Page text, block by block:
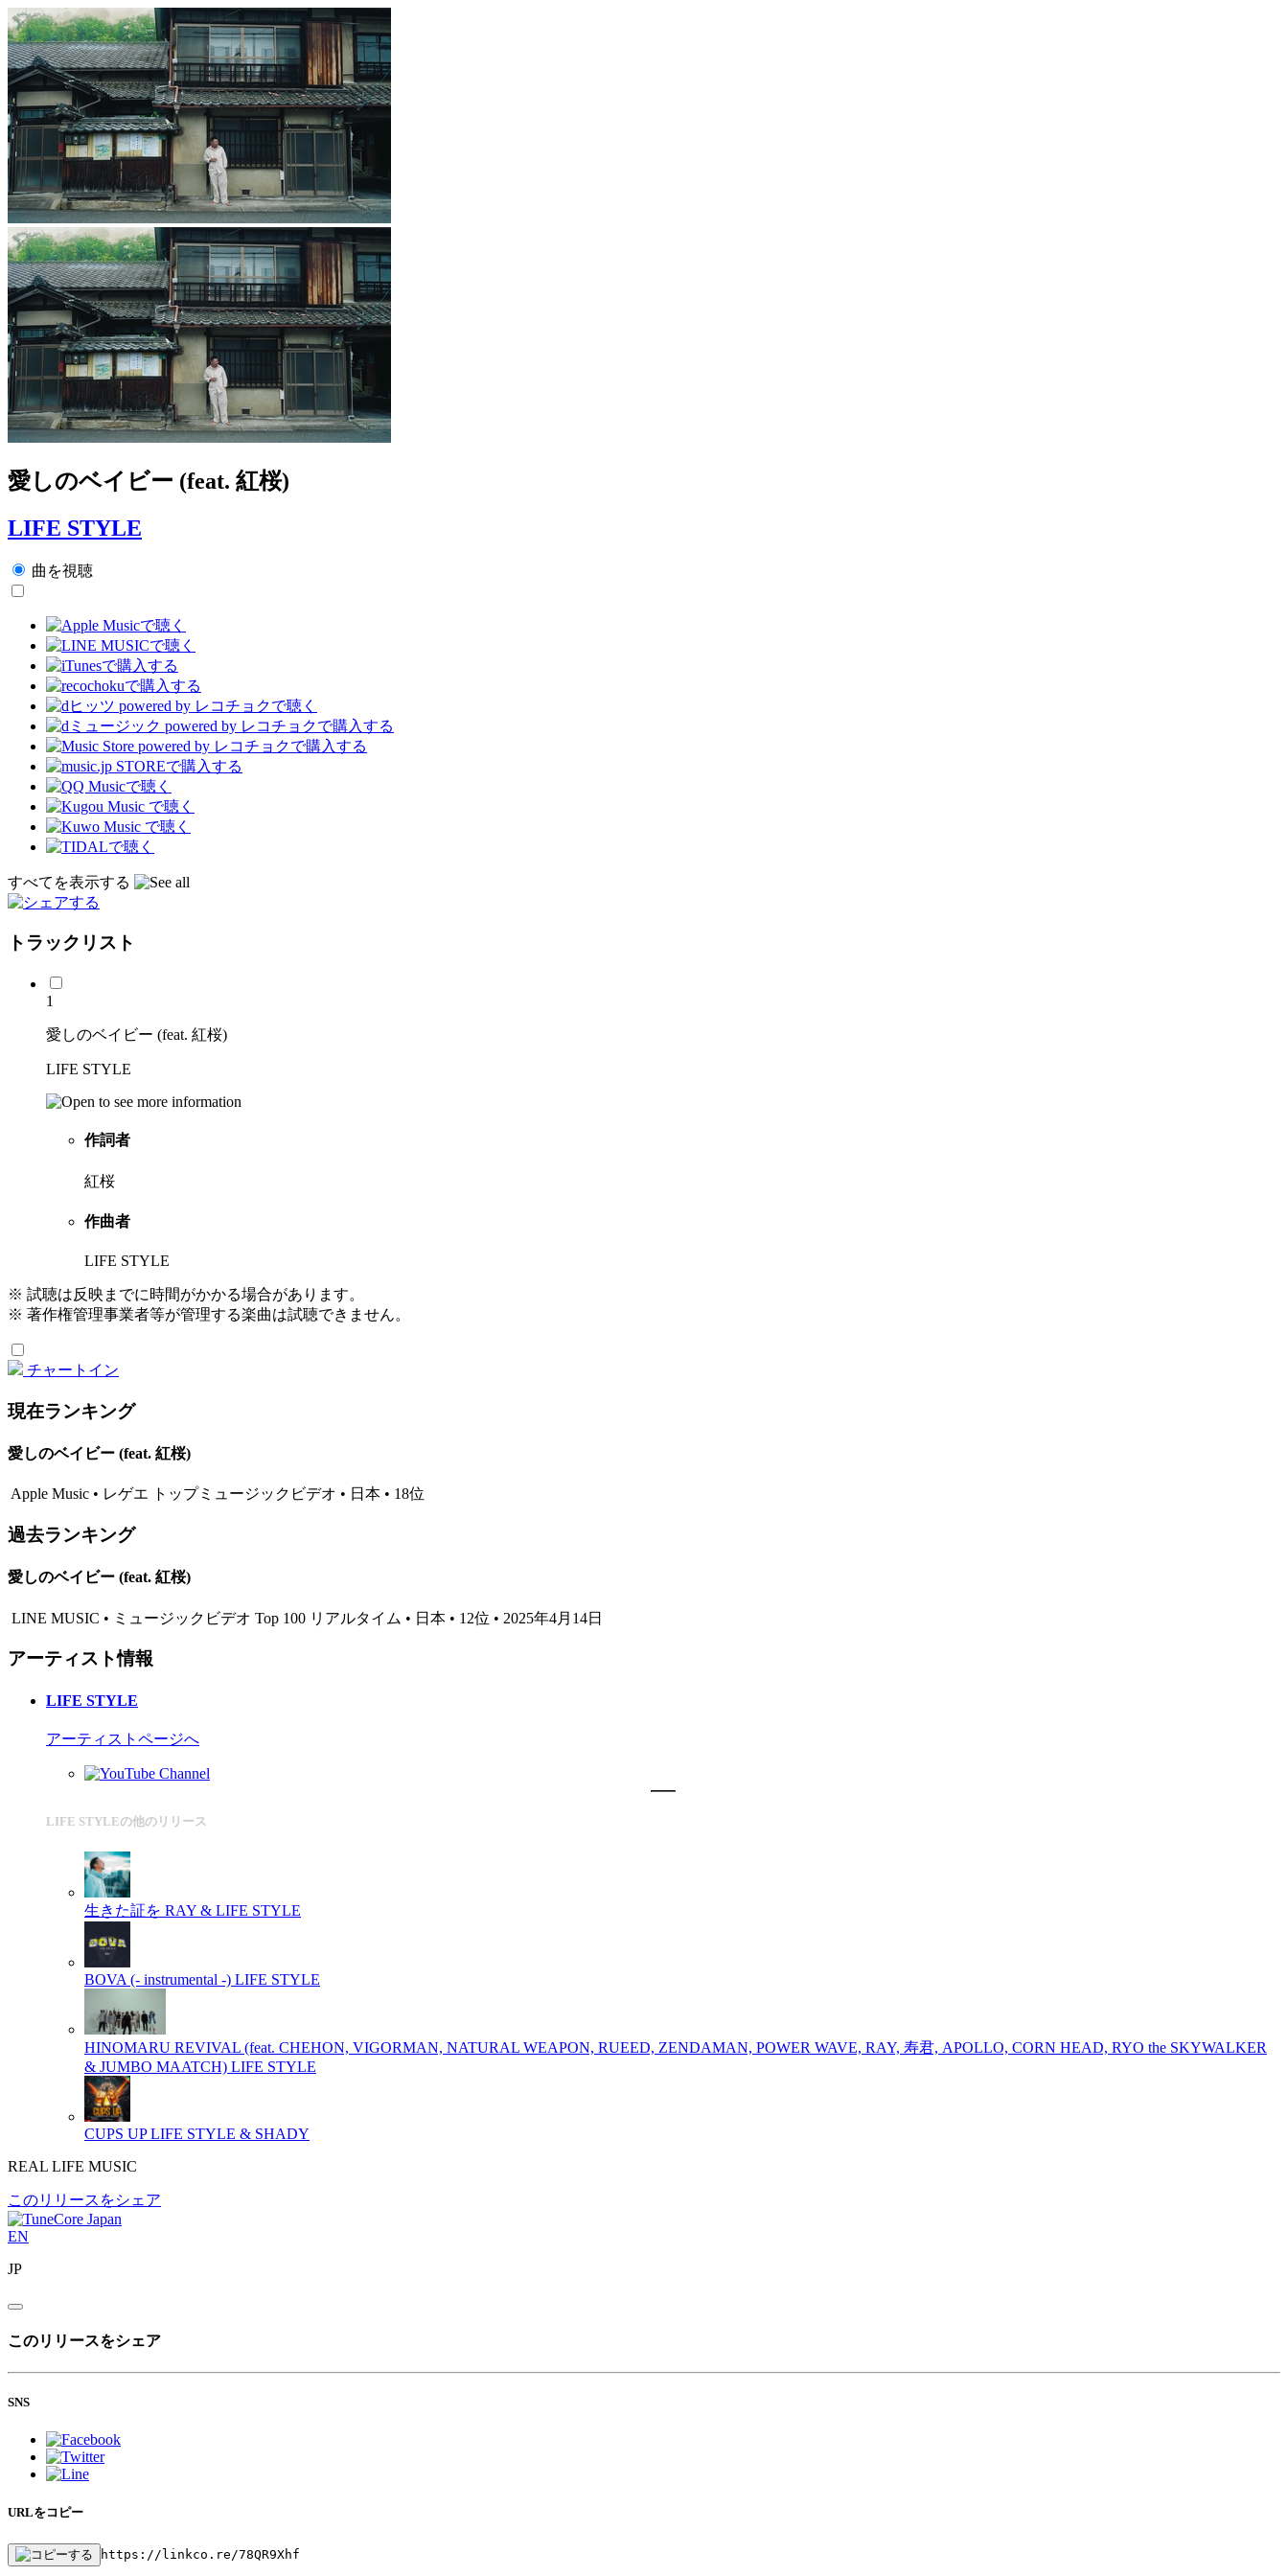
愛しのベイビー (feat. 紅桜)
LIFE STYLE
曲を視聴
すべてを表示する
トラックリスト
1
愛しのベイビー (feat. 紅桜)
LIFE STYLE
作詞者
紅桜
作曲者
LIFE STYLE
※ 試聴は反映までに時間がかかる場合があります。
※ 著作権管理事業者等が管理する楽曲は試聴できません。
チャートイン
現在ランキング
愛しのベイビー (feat. 紅桜)
Apple Music • レゲエ トップミュージックビデオ • 日本 • 18位
過去ランキング
愛しのベイビー (feat. 紅桜)
LINE MUSIC • ミュージックビデオ Top 100 リアルタイム • 日本 • 12位 • 2025年4月14日
アーティスト情報
LIFE STYLE
アーティストページへ
LIFE STYLEの他のリリース
生きた証を RAY & LIFE STYLE
BOVA (- instrumental -) LIFE STYLE
HINOMARU REVIVAL (feat. CHEHON, VIGORMAN, NATURAL WEAPON, RUEED, ZENDAMAN, POWER WAVE, RAY, 寿君, APOLLO, CORN HEAD, RYO the SKYWALKER
& JUMBO MAATCH) LIFE STYLE
CUPS UP LIFE STYLE & SHADY
REAL LIFE MUSIC
このリリースをシェア
EN
JP
このリリースをシェア
SNS
URLをコピー
https://linkco.re/78QR9Xhf